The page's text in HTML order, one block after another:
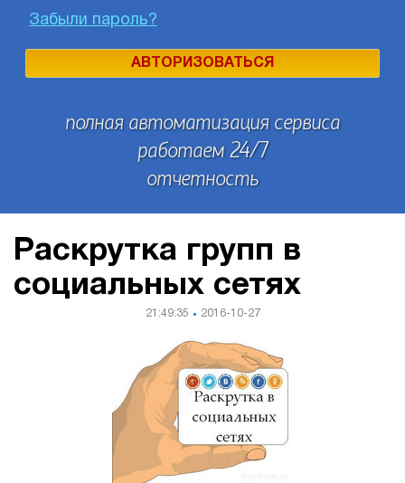
Забыли пароль?
АВТОРИЗОВАТЬСЯ
полная автоматизация сервиса
работаем 24/7
отчетность
Раскрутка групп в
социальных сетях
21:49:35 2016-10-27